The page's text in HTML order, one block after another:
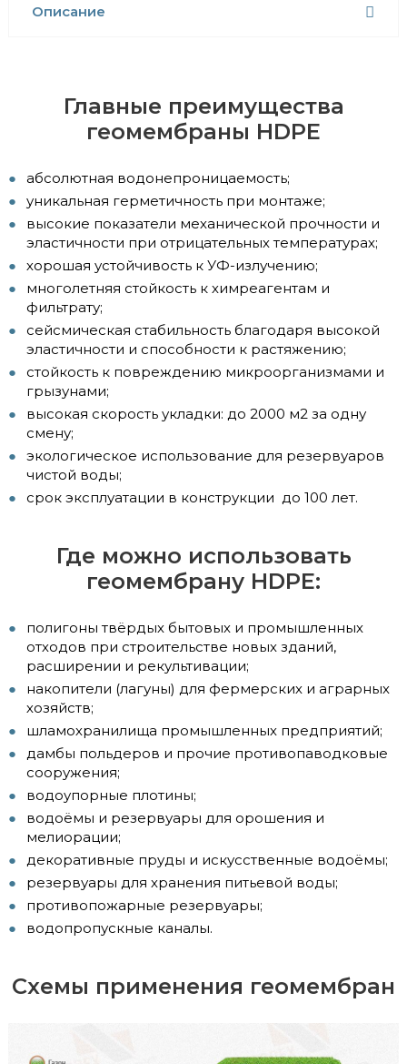
Описание
Главные преимущества
геомембраны HDPE
абсолютная водонепроницаемость;
уникальная герметичность при монтаже;
высокие показатели механической прочности и
эластичности при отрицательных температурах;
хорошая устойчивость к УФ-излучению;
многолетняя стойкость к химреагентам и
фильтрату;
сейсмическая стабильность благодаря высокой
эластичности и способности к растяжению;
стойкость к повреждению микроорганизмами и
грызунами;
высокая скорость укладки: до 2000 м2 за одну
смену;
экологическое использование для резервуаров
чистой воды;
срок эксплуатации в конструкции до 100 лет.
Где можно использовать
геомембрану HDPE:
полигоны твёрдых бытовых и промышленных
отходов при строительстве новых зданий,
расширении и рекультивации;
накопители (лагуны) для фермерских и аграрных
хозяйств;
шламохранилища промышленных предприятий;
дамбы польдеров и прочие противопаводковые
сооружения;
водоупорные плотины;
водоёмы и резервуары для орошения и
мелиорации;
декоративные пруды и искусственные водоёмы;
резервуары для хранения питьевой воды;
противопожарные резервуары;
водопропускные каналы.
Схемы применения геомембран